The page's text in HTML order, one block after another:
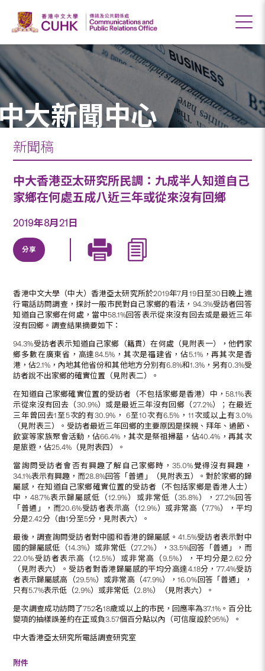
大新聞中心
新聞稿
中大香港亞太研究所民調：九成半人知道自己
家鄉在何處五成八近三年或從來沒有回鄉
2019年8月21日
分享
香港中文大學（中大）香港亞太研究所於2019年7月19日至30日晚上進
行電話訪問調查，探討一般市民對自己家鄉的看法，94.3%受訪者回答
知道自己家鄉在何處，當中58.1%回答表示從來沒有回去或是最近三年
沒有回鄉。調查結果摘要如下：
94.3%受訪者表示知道自己家鄉（籍貫）在何處（見附表一），他們家
鄉多數在廣東省，高達84.5%，其次是福建省，佔5.1%，再其次是香
港，佔2.1%，內地其他省份和其他地方分別有6.8%和1.3%，另有0.3%受
訪者說不出家鄉的確實位置（見附表二）。
在知道自己家鄉確實位置的受訪者（不包括家鄉是香港）中，58.1%表
示從來沒有回去（30.9%）或是最近三年沒有回鄉（27.2%）；在最近
三年曾回去1至5次的有30.9%， 6至10次有6.5%，11次或以上有3.0%
（見附表三）。受訪者最近三年回鄉的主要原因是探親、拜年、過節、
飲宴等家族聚會活動，佔66.4%，其次是祭祖掃墓，佔40.4%，再其次
是旅遊，佔25.4%（見附表四）。
當詢問受訪者會否有興趣了解自己家鄉時，35.0%覺得沒有興趣，
34.1%表示有興趣，而28.8%回答「普通」（見附表五）。對於家鄉的歸
屬感，在知道自己家鄉確實位置的受訪者（不包括家鄉是香港人士）
中，48.7%表示歸屬感低（12.9%）或非常低（35.8%），27.2%回答
「普通」，而20.6%受訪者表示高（12.9%）或非常高（7.7%），平均
分是2.42分（由1分至5分，見附表六）。
最後，調查詢問受訪者對中國和香港的歸屬感。41.5%受訪者表示對中
國的歸屬感低（14.3%）或非常低（27.2%），33.5%回答「普通」，而
22.0%受訪者表示高（12.5%）或非常高（9.5%），平均分是2.62分
（見附表六）。受訪者對香港歸屬感的平均分高達4.18分，77.4%受訪
者表示歸屬感高（29.5%）或非常高（47.9%），16.0%回答「普通」，
只有5.7%表示低（2.9%）或非常低（2.8%）（見附表六）。
是次調查成功訪問了752名18歲或以上的市民，回應率為37.1%。百分比
變項的抽樣誤差約在正或負3.57個百分點以內（可信度設於95%）。
中大香港亞太研究所電話調查研究室
附件